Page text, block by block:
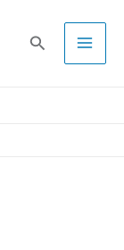
Pesquisa